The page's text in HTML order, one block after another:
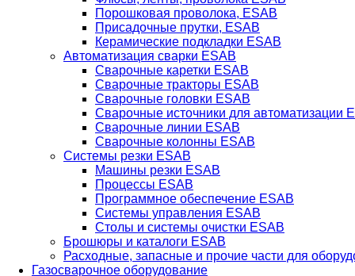
Порошковая проволока, ESAB
Присадочные прутки, ESAB
Керамические подкладки ESAB
Автоматизация сварки ESAB
Сварочные каретки ESAB
Сварочные тракторы ESAB
Сварочные головки ESAB
Сварочные источники для автоматизации
Сварочные линии ESAB
Сварочные колонны ESAB
Системы резки ESAB
Машины резки ESAB
Процессы ESAB
Программное обеспечение ESAB
Системы управления ESAB
Столы и системы очистки ESAB
Брошюры и каталоги ESAB
Расходные, запасные и прочие части для
Газосварочное оборудование